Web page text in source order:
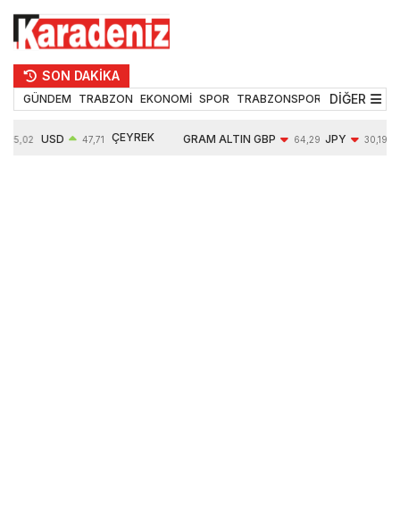
SON DAKİKA
GÜNDEM TRABZON EKONOMİ SPOR TRABZONSPOR TEKNOLOJİ
DİĞER
55,02 USD 47,71 ÇEYREK GRAM ALTIN GBP 64,29 JPY 30,19